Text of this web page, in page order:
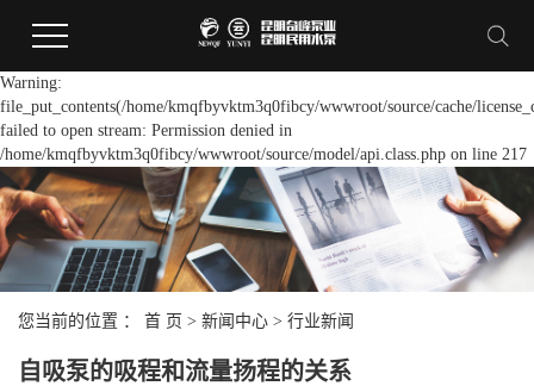
Warning:
file_put_contents(/home/kmqfbyvktm3q0fibcy/wwwroot/source/cache/
failed to open stream: Permission denied in
/home/kmqfbyvktm3q0fibcy/wwwroot/source/model/api.class.php on line 217
您当前的位置 ： 首 页 > 新闻中心 > 行业新闻
自吸泵的吸程和流量扬程的关系